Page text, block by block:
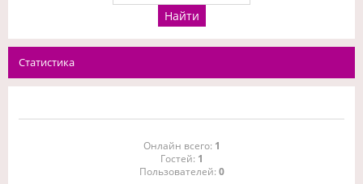
Статистика
Онлайн всего: 1
Гостей: 1
Пользователей: 0